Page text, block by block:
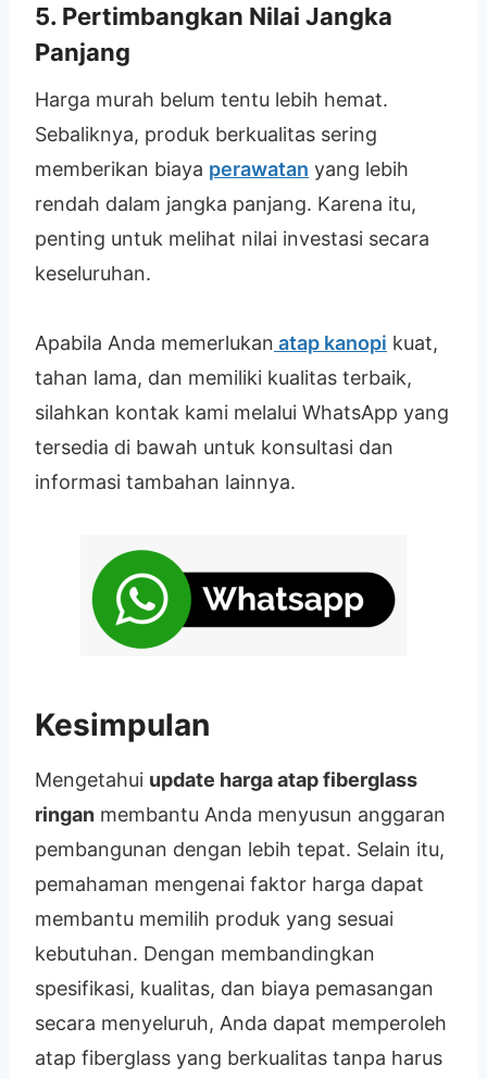
5. Pertimbangkan Nilai Jangka
Panjang
Harga murah belum tentu lebih hemat.
Sebaliknya, produk berkualitas sering
memberikan biaya perawatan yang lebih
rendah dalam jangka panjang. Karena itu,
penting untuk melihat nilai investasi secara
keseluruhan.
Apabila Anda memerlukan atap kanopi kuat,
tahan lama, dan memiliki kualitas terbaik,
silahkan kontak kami melalui WhatsApp yang
tersedia di bawah untuk konsultasi dan
informasi tambahan lainnya.
Kesimpulan
Mengetahui update harga atap fiberglass
ringan membantu Anda menyusun anggaran
pembangunan dengan lebih tepat. Selain itu,
pemahaman mengenai faktor harga dapat
membantu memilih produk yang sesuai
kebutuhan. Dengan membandingkan
spesifikasi, kualitas, dan biaya pemasangan
secara menyeluruh, Anda dapat memperoleh
atap fiberglass yang berkualitas tanpa harus